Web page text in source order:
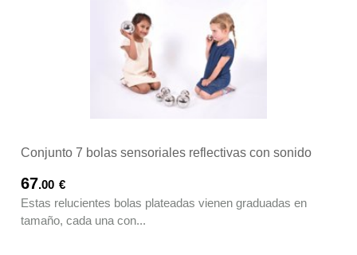
Conjunto 7 bolas sensoriales reflectivas con sonido
67.00 €
Estas relucientes bolas plateadas vienen graduadas en
tamaño, cada una con...